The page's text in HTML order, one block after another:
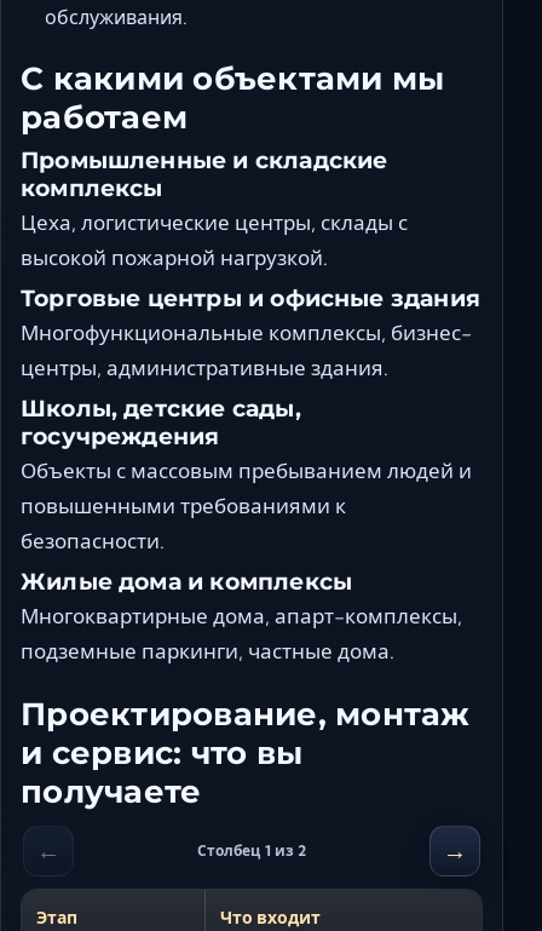
обслуживания.
С какими объектами мы
работаем
Промышленные и складские
комплексы
Цеха, логистические центры, склады с
высокой пожарной нагрузкой.
Торговые центры и офисные здания
Многофункциональные комплексы, бизнес-
центры, административные здания.
Школы, детские сады,
госучреждения
Объекты с массовым пребыванием людей и
повышенными требованиями к
безопасности.
Жилые дома и комплексы
Многоквартирные дома, апарт-комплексы,
подземные паркинги, частные дома.
Проектирование, монтаж
и сервис: что вы
получаете
← Столбец 1 из 2 →
Этап Что входит